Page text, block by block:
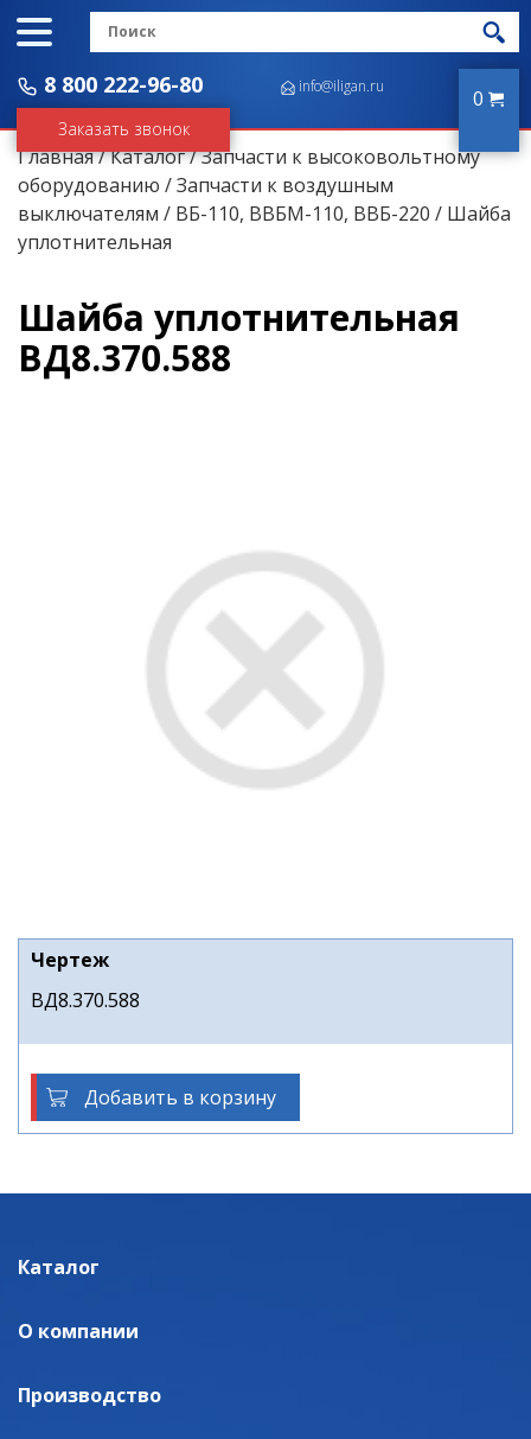
8 800 222-96-80
Заказать звонок
info@iligan.ru 0
Главная/Каталог/Запчасти к высоковольтному
оборудованию /Запчасти к воздушным
выключателям / ВБ-110, ВВБМ-110, ВВБ-220 / Шайба
уплотнительная
Шайба уплотнительная
ВД8.370.588
Чертеж
ВД8.370.588
Добавить в корзину
Каталог
О компании
Производство